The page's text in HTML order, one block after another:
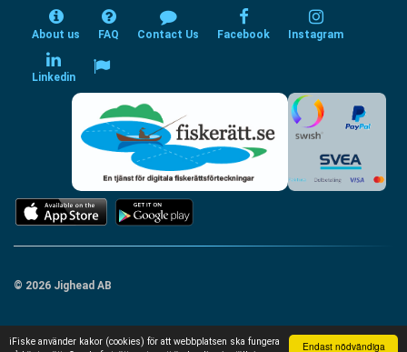
Endast nödvändiga
iFiske använder kakor (cookies) för att webbplatsen ska fungera
About us FAQ Contact Us Facebook Instagram
Linkedin
© 2026 Jighead AB